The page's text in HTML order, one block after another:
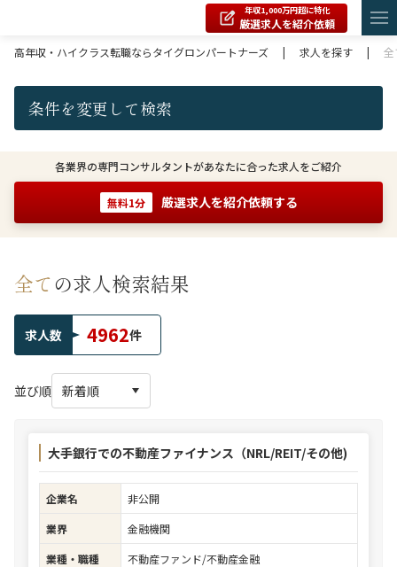
年収1,000万円超に特化
厳選求人を紹介依頼
高年収・ハイクラス転職ならタイグロンパートナーズ
| 求人を探す | 全
条件を変更して検索
各業界の専門コンサルタントがあなたに合った求人をご紹介
無料1分 厳選求人を紹介依頼する
全ての求人検索結果
求人数 4962件
並び順
大手銀行での不動産ファイナンス（NRL/REIT/その他)
企業名
非公開
業界
金融機関
業種・職種
不動産ファンド/不動産金融